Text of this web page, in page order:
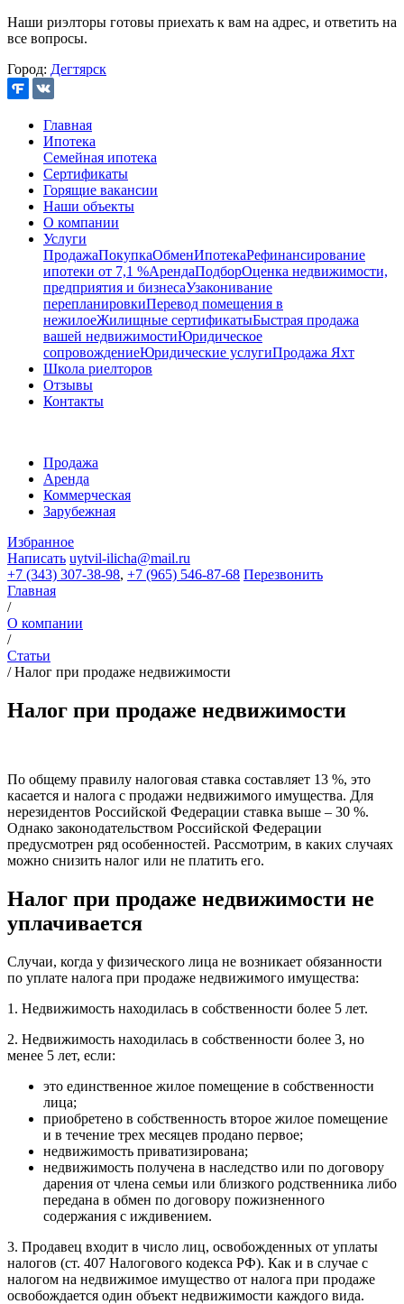
Наши риэлторы готовы приехать к вам на адрес, и ответить на
все вопросы.
Город: Дегтярск
Главная
Ипотека
Семейная ипотека
Сертификаты
Горящие вакансии
Наши объекты
О компании
Услуги
ПродажаПокупкаОбменИпотекаРефинансирование
ипотеки от 7,1 %АрендаПодборОценка недвижимости,
предприятия и бизнесаУзаконивание
перепланировкиПеревод помещения в
нежилоеЖилищные сертификатыБыстрая продажа
вашей недвижимостиЮридическое
сопровождениеЮридические услугиПродажа Яхт
Школа риелторов
Отзывы
Контакты
Продажа
Аренда
Коммерческая
Зарубежная
Избранное
Написать uytvil-ilicha@mail.ru
+7 (343) 307-38-98, +7 (965) 546-87-68 Перезвонить
Главная
/
О компании
/
Статьи
/Налог при продаже недвижимости
Налог при продаже недвижимости
По общему правилу налоговая ставка составляет 13 %, это
касается и налога с продажи недвижимого имущества. Для
нерезидентов Российской Федерации ставка выше – 30 %.
Однако законодательством Российской Федерации
предусмотрен ряд особенностей. Рассмотрим, в каких случаях
можно снизить налог или не платить его.
Налог при продаже недвижимости не
уплачивается
Случаи, когда у физического лица не возникает обязанности
по уплате налога при продаже недвижимого имущества:
1. Недвижимость находилась в собственности более 5 лет.
2. Недвижимость находилась в собственности более 3, но
менее 5 лет, если:
это единственное жилое помещение в собственности
лица;
приобретено в собственность второе жилое помещение
и в течение трех месяцев продано первое;
недвижимость приватизирована;
недвижимость получена в наследство или по договору
дарения от члена семьи или близкого родственника либо
передана в обмен по договору пожизненного
содержания с иждивением.
3. Продавец входит в число лиц, освобожденных от уплаты
налогов (ст. 407 Налогового кодекса РФ). Как и в случае с
налогом на недвижимое имущество от налога при продаже
освобождается один объект недвижимости каждого вида.